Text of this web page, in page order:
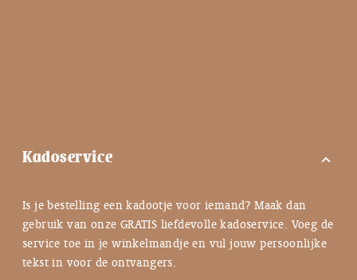
Kadoservice expand_more
Is je bestelling een kadootje voor iemand? Maak dan
gebruik van onze GRATIS liefdevolle kadoservice. Voeg de
service toe in je winkelmandje en vul jouw persoonlijke
tekst in voor de ontvangers.